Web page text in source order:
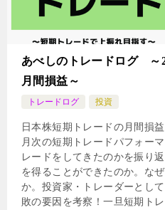
あべしのトレードログ
月間損益～
トレードログ 投資
日本株短期トレードの月間損
月次の短期トレードパフォー
レードをしてきたのかを振り
を得ることができたのか。な
か。投資家・トレーダーとし
敗の要因を考察！一旦短期ト